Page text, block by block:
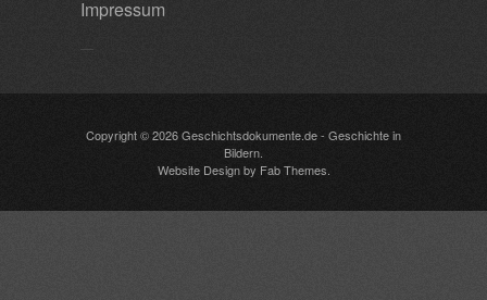
Impressum
Copyright © 2026Geschichtsdokumente.de- Geschichte in
Bildern.
Website Designby Fab Themes